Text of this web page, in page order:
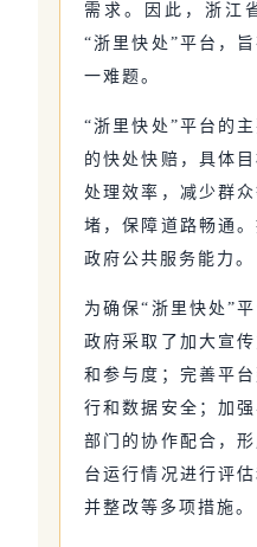
需求。因此，浙江
“浙里快处”平台，
一难题。
“浙里快处”平台的
的快处快赔，具体
处理效率，减少群
堵，保障道路畅通
政府公共服务能力。
为确保“浙里快处”
政府采取了加大宣
和参与度；完善平
行和数据安全；加
部门的协作配合，
台运行情况进行评
并整改等多项措施。